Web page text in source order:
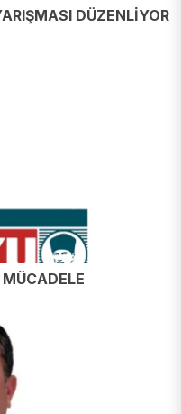
DÜZENLİYOR